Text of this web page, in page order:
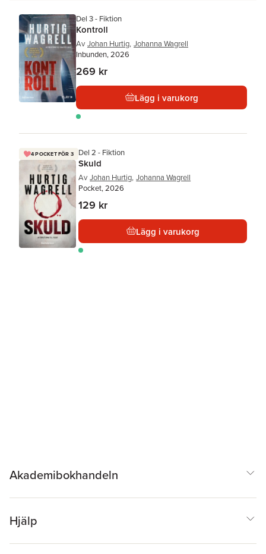
Del 3 - Fiktion
Kontroll
Av Johan Hurtig, Johanna Wagrell
Inbunden, 2026
269 kr
Lägg i varukorg
4 POCKET FÖR 3 Del 2 - Fiktion
Skuld
Av Johan Hurtig, Johanna Wagrell
Pocket, 2026
129 kr
Lägg i varukorg
Akademibokhandeln
Hjälp